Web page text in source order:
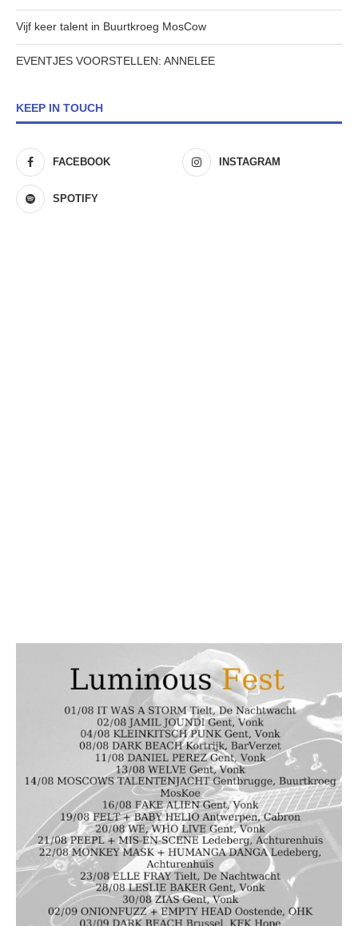
Vijf keer talent in Buurtkroeg MosCow
EVENTJES VOORSTELLEN: ANNELEE
KEEP IN TOUCH
FACEBOOK INSTAGRAM
SPOTIFY